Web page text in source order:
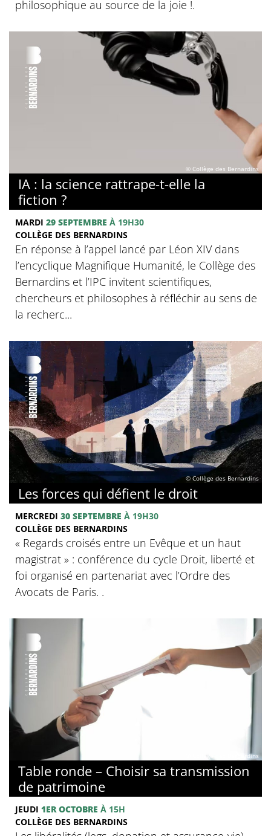
philosophique au source de la joie !.
© Collège des Bernardins
IA : la science rattrape-t-elle la
fiction ?
MARDI 29 SEPTEMBRE À 19H30
COLLÈGE DES BERNARDINS
En réponse à l’appel lancé par Léon XIV dans
l’encyclique Magnifique Humanité, le Collège des
Bernardins et l’IPC invitent scientifiques,
chercheurs et philosophes à réfléchir au sens de
la recherc...
© Collège des Bernardins
Les forces qui défient le droit
MERCREDI 30 SEPTEMBRE À 19H30
COLLÈGE DES BERNARDINS
« Regards croisés entre un Evêque et un haut
magistrat » : conférence du cycle Droit, liberté et
foi organisé en partenariat avec l’Ordre des
Avocats de Paris. .
© Collège des Bernardins
Table ronde – Choisir sa transmission
de patrimoine
JEUDI 1ER OCTOBRE À 15H
COLLÈGE DES BERNARDINS